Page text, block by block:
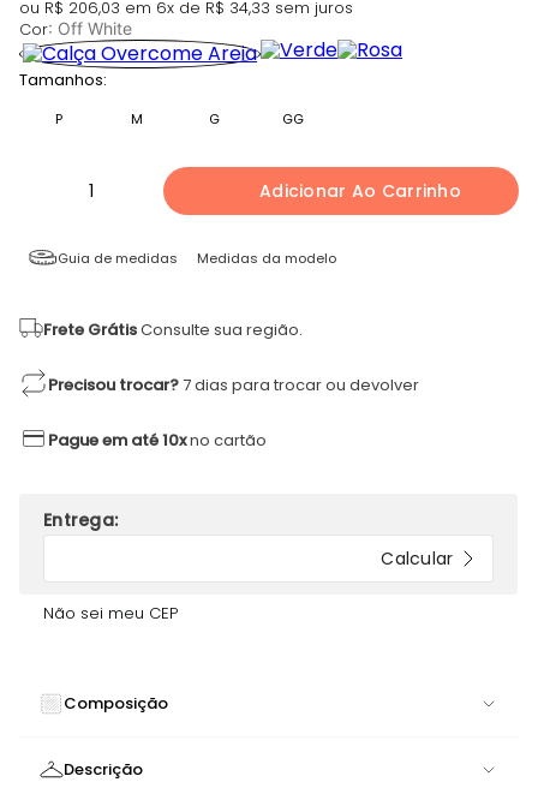
ou R$ 206,03 em 6x de R$ 34,33 sem juros
Cor: Off White
Tamanhos:
P M G GG
1 Adicionar Ao Carrinho
Guia de medidas Medidas da modelo
Frete GrátisConsulte sua região.
Precisou trocar?7 dias para trocar ou devolver
Pague em até 10xno cartão
Não sei meu CEP
Composição
Descrição